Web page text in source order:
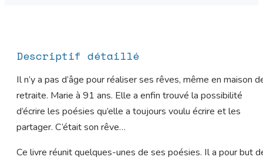
Descriptif détaillé
Il n’y a pas d’âge pour réaliser ses rêves, même en maison
retraite. Marie à 91 ans. Elle a enfin trouvé la possibilité
d’écrire les poésies qu’elle a toujours voulu écrire et les
partager. C’était son rêve…
Ce livre réunit quelques-unes de ses poésies. Il a pour but